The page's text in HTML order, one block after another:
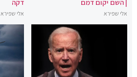
| השם יקום דמם
אלי שפירא
דקה
אלי שפירא